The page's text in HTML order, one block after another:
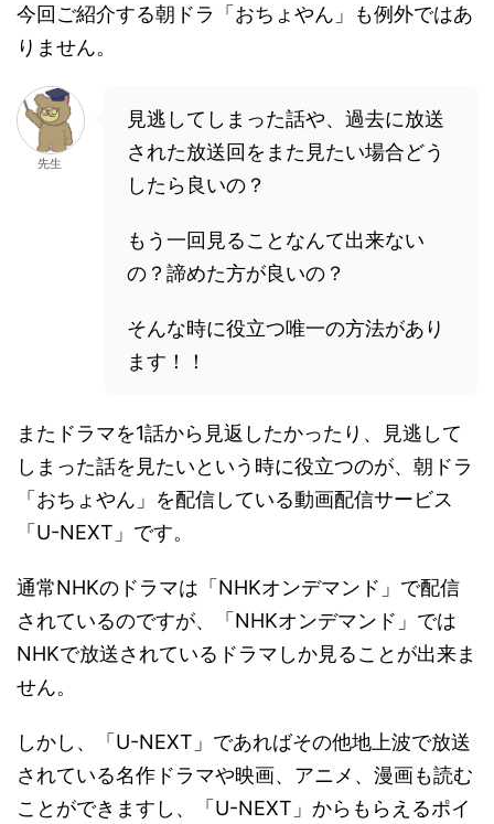
今回ご紹介する朝ドラ「おちょやん」も例外ではあ
りません。
先生
見逃してしまった話や、過去に放送
された放送回をまた見たい場合どう
したら良いの？
もう一回見ることなんて出来ない
の？諦めた方が良いの？
そんな時に役立つ唯一の方法があり
ます！！
またドラマを1話から見返したかったり、見逃して
しまった話を見たいという時に役立つのが、朝ドラ
「おちょやん」を配信している動画配信サービス
「U-NEXT」です。
通常NHKのドラマは「NHKオンデマンド」で配信
されているのですが、「NHKオンデマンド」では
NHKで放送されているドラマしか見ることが出来ま
せん。
しかし、「U-NEXT」であればその他地上波で放送
されている名作ドラマや映画、アニメ、漫画も読む
ことができますし、「U-NEXT」からもらえるポイ